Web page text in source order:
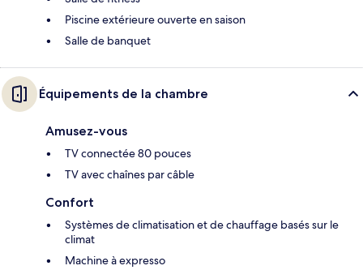
Piscine extérieure ouverte en saison
Salle de banquet
Équipements de la chambre
Amusez-vous
TV connectée 80 pouces
TV avec chaînes par câble
Confort
Systèmes de climatisation et de chauffage basés sur le
climat
Machine à expresso